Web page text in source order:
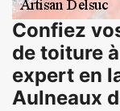
Confiez
de toiture
expert en
Aulneaux